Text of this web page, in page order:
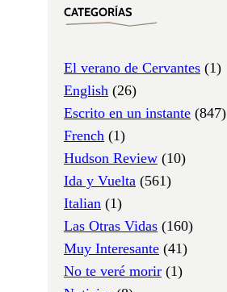
CATEGORÍAS
El verano de Cervantes (1)
English (26)
Escrito en un instante (847)
French (1)
Hudson Review (10)
Ida y Vuelta (561)
Italian (1)
Las Otras Vidas (160)
Muy Interesante (41)
No te veré morir (1)